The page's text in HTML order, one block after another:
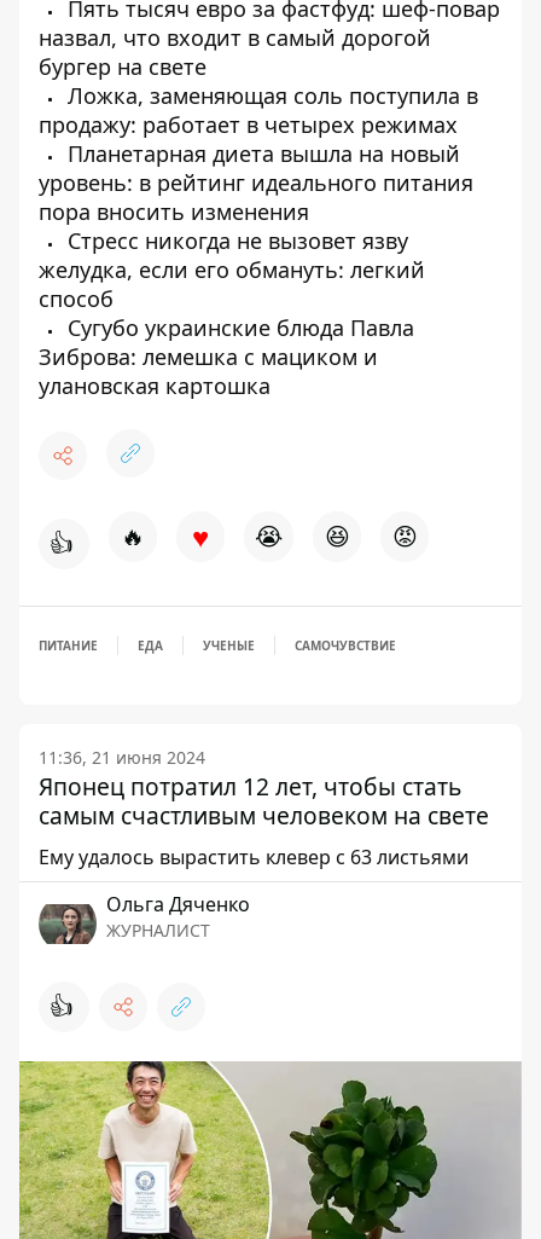
Пять тысяч евро за фастфуд: шеф-повар
назвал, что входит в самый дорогой
бургер на свете
Ложка, заменяющая соль поступила в
продажу: работает в четырех режимах
Планетарная диета вышла на новый
уровень: в рейтинг идеального питания
пора вносить изменения
Стресс никогда не вызовет язву
желудка, если его обмануть: легкий
способ
Сугубо украинские блюда Павла
Зиброва: лемешка с мациком и
улановская картошка
👍 🔥 ♥ 😭 😆 😡
ПИТАНИЕ ЕДА УЧЕНЫЕ САМОЧУВСТВИЕ
11:36, 21 июня 2024
Японец потратил 12 лет, чтобы стать
самым счастливым человеком на свете
Ему удалось вырастить клевер с 63 листьями
Ольга Дяченко
ЖУРНАЛИСТ
👍